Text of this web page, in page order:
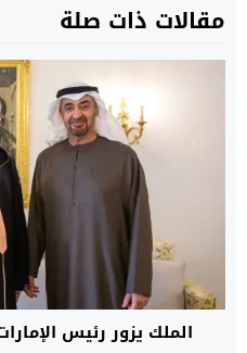
مقالات ذات صلة
الملك يزور رئيس